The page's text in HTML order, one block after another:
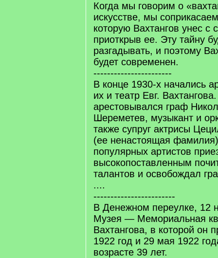
Когда мы говорим о
искусстве, мы
которую Вахтангов унес с
приоткрыв ее. Эту тайну
разгадывать, и поэтому
будет современен.
-----------------------
В конце 1930-х начались
их и театр Евг.
арестовывался граф
Шереметев, музыкант и
также супруг актрисы
(ее ненастоящая
популярных артистов
высокопоставленным
талантов и освобождал
....
------------------------
В Денежном переулке, 12
Музея — Мемориальная
Вахтангова, в которой он
1922 год и 29 мая 1922
возрасте 39 лет.